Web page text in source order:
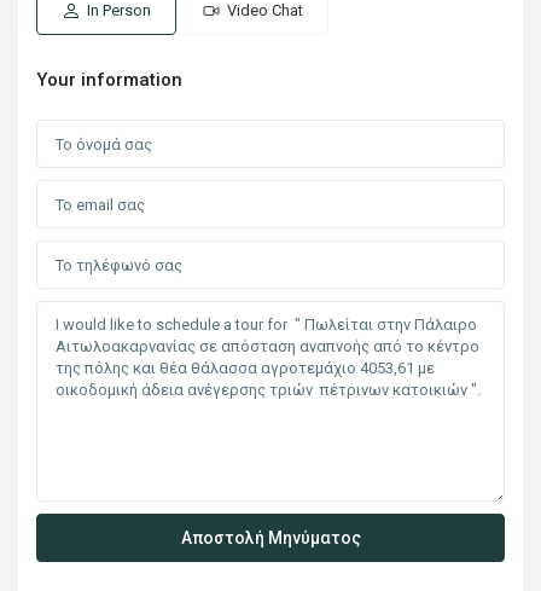
In Person Video Chat
Your information